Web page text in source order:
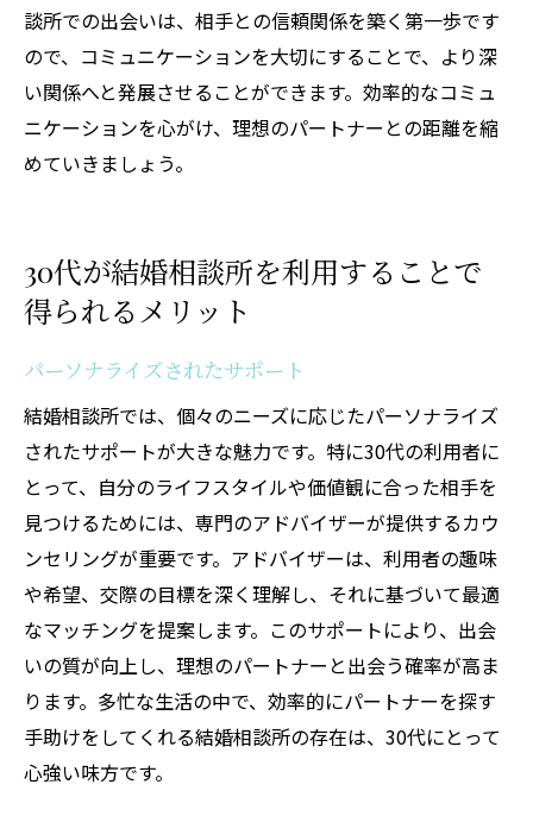
談所での出会いは、相手との信頼関係を築く第一歩です
ので、コミュニケーションを大切にすることで、より深
い関係へと発展させることができます。効率的なコミュ
ニケーションを心がけ、理想のパートナーとの距離を縮
めていきましょう。
30代が結婚相談所を利用することで
得られるメリット
パーソナライズされたサポート
結婚相談所では、個々のニーズに応じたパーソナライズ
されたサポートが大きな魅力です。特に30代の利用者に
とって、自分のライフスタイルや価値観に合った相手を
見つけるためには、専門のアドバイザーが提供するカウ
ンセリングが重要です。アドバイザーは、利用者の趣味
や希望、交際の目標を深く理解し、それに基づいて最適
なマッチングを提案します。このサポートにより、出会
いの質が向上し、理想のパートナーと出会う確率が高ま
ります。多忙な生活の中で、効率的にパートナーを探す
手助けをしてくれる結婚相談所の存在は、30代にとって
心強い味方です。